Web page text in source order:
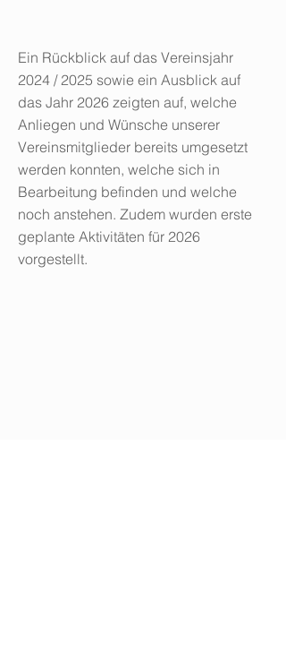
Ein Rückblick auf das Vereinsjahr
2024 / 2025 sowie ein Ausblick auf
das Jahr 2026 zeigten auf, welche
Anliegen und Wünsche unserer
Vereinsmitglieder bereits umgesetzt
werden konnten, welche sich in
Bearbeitung befinden und welche
noch anstehen. Zudem wurden erste
geplante Aktivitäten für 2026
vorgestellt.